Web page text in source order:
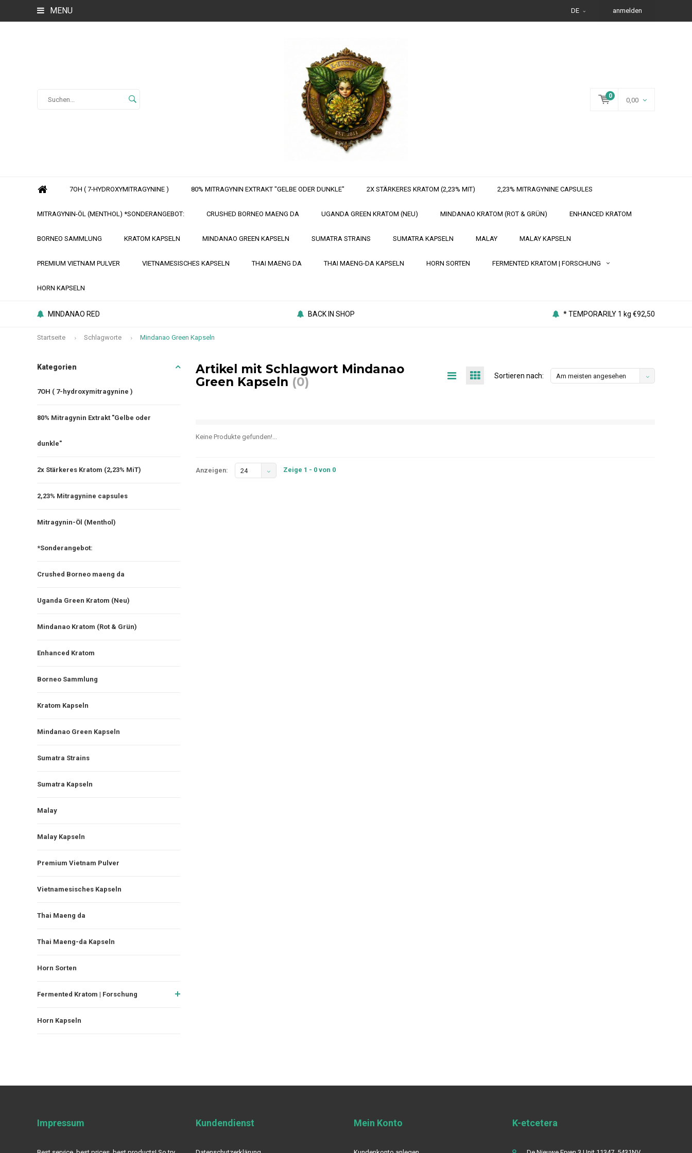
MENU DE anmelden
0
0,00
7OH ( 7-HYDROXYMITRAGYNINE ) 80% MITRAGYNIN EXTRAKT "GELBE ODER DUNKLE" 2X STÄRKERES KRATOM (2,23% MIT) 2,23% MITRAGYNINE CAPSULES
MITRAGYNIN-ÖL (MENTHOL) *SONDERANGEBOT: CRUSHED BORNEO MAENG DA UGANDA GREEN KRATOM (NEU) MINDANAO KRATOM (ROT & GRÜN) ENHANCED KRATOM
BORNEO SAMMLUNG KRATOM KAPSELN MINDANAO GREEN KAPSELN SUMATRA STRAINS SUMATRA KAPSELN MALAY MALAY KAPSELN
PREMIUM VIETNAM PULVER VIETNAMESISCHES KAPSELN THAI MAENG DA THAI MAENG-DA KAPSELN HORN SORTEN FERMENTED KRATOM | FORSCHUNG
HORN KAPSELN
MINDANAO RED BACK IN SHOP * TEMPORARILY 1 kg €92,50
Startseite Schlagworte Mindanao Green Kapseln
Kategorien
7OH ( 7-hydroxymitragynine )
80% Mitragynin Extrakt "Gelbe oder
dunkle"
2x Stärkeres Kratom (2,23% MiT)
2,23% Mitragynine capsules
Mitragynin-Öl (Menthol)
*Sonderangebot:
Crushed Borneo maeng da
Uganda Green Kratom (Neu)
Mindanao Kratom (Rot & Grün)
Enhanced Kratom
Borneo Sammlung
Kratom Kapseln
Mindanao Green Kapseln
Sumatra Strains
Sumatra Kapseln
Malay
Malay Kapseln
Premium Vietnam Pulver
Vietnamesisches Kapseln
Thai Maeng da
Thai Maeng-da Kapseln
Horn Sorten
Fermented Kratom | Forschung
Horn Kapseln
Artikel mit Schlagwort Mindanao
Green Kapseln (0) Sortieren nach: Am meisten angesehen
Keine Produkte gefunden!...
Anzeigen: 24 Zeige 1 - 0 von 0
Impressum Kundendienst Mein Konto K-etcetera